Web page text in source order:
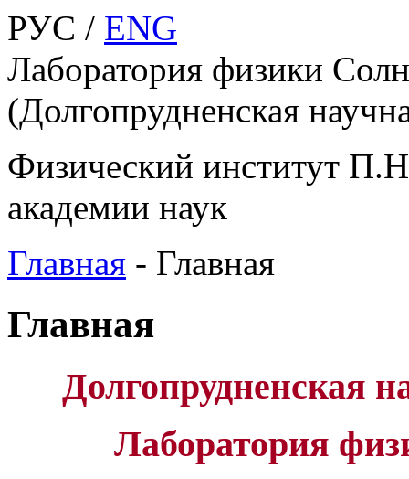
РУС / ENG
Лаборатория физики
(Долгопрудненская
Физический институт
академии наук
Главная - Главная
Главная
Долгопрудненская
Лаборатория